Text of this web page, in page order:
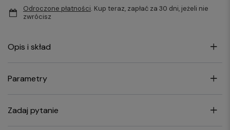
Odroczone płatności. Kup teraz, zapłać za 30 dni, jeżeli nie
zwrócisz
Opis i skład
Parametry
Zadaj pytanie